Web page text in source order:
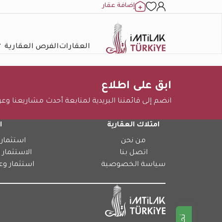
إضافة عقار
العقاراتالفرص العقارية
ابق على اطلاع
انضم إلى قائمتنا البريدية لمتابعة أحدث مشاريعنا
امتلاك العقارية
من نحن
اتصل بنا
سياسة الخصوصية
استثمار